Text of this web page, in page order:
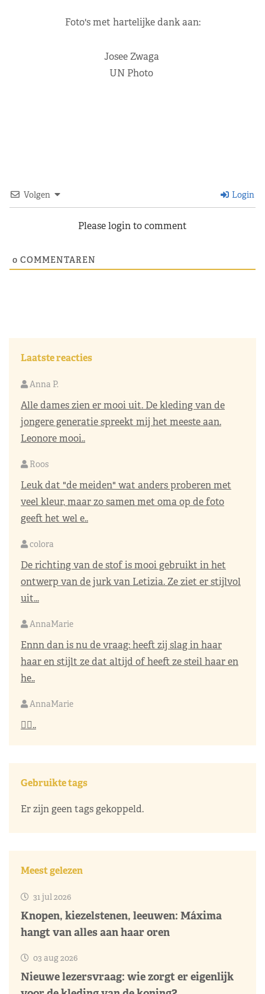
Foto's met hartelijke dank aan:
Josee Zwaga
UN Photo
Volgen Login
Please login to comment
0 COMMENTAREN
Laatste reacties
Anna P.
Alle dames zien er mooi uit. De kleding van de
jongere generatie spreekt mij het meeste aan.
Leonore mooi..
Roos
Leuk dat "de meiden" wat anders proberen met
veel kleur, maar zo samen met oma op de foto
geeft het wel e..
colora
De richting van de stof is mooi gebruikt in het
ontwerp van de jurk van Letizia. Ze ziet er stijlvol
uit...
AnnaMarie
Ennn dan is nu de vraag: heeft zij slag in haar
haar en stijlt ze dat altijd of heeft ze steil haar en
he..
AnnaMarie
👌🏼..
Gebruikte tags
Er zijn geen tags gekoppeld.
Meest gelezen
31 jul 2026
Knopen, kiezelstenen, leeuwen: Máxima
hangt van alles aan haar oren
03 aug 2026
Nieuwe lezersvraag: wie zorgt er eigenlijk